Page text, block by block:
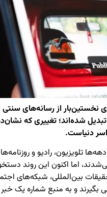
نخستین‌بار از رسانه‌های سنتی
شده‌اند؛ تغییری که
دنیاست.
دهه‌ها تلویزیون، رادیو و
اما اکنون این روند
بین‌المللی، شبکه‌های
بگیرند و به منبع شماره یک